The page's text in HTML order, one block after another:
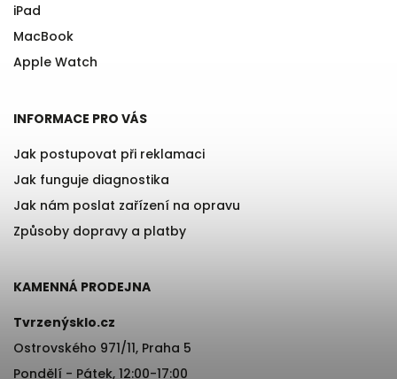
iPad
MacBook
Apple Watch
INFORMACE PRO VÁS
Jak postupovat při reklamaci
Jak funguje diagnostika
Jak nám poslat zařízení na opravu
Způsoby dopravy a platby
KAMENNÁ PRODEJNA
Tvrzenýsklo.cz
Ostrovského 971/11, Praha 5
Pondělí - Pátek, 12:00-17:00